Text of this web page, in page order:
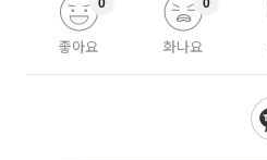
좋아요
0
화나요
0